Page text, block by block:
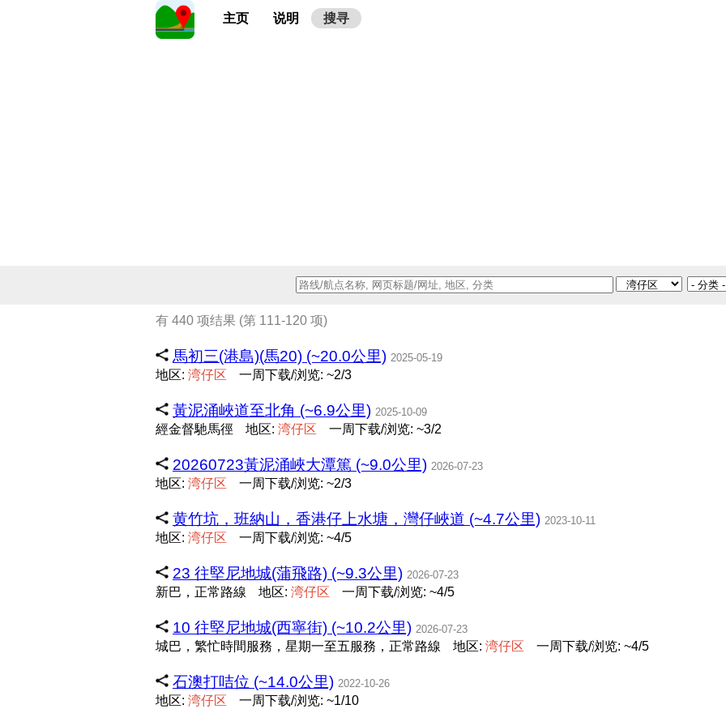
主页 说明 搜寻
有 440 项结果 (第 111-120 项)
馬初三(港島)(馬20) (~20.0公里) 2025-05-19
地区: 湾仔区 一周下载/浏览: ~2/3
黃泥涌峽道至北角 (~6.9公里) 2025-10-09
經金督馳馬徑 地区: 湾仔区 一周下载/浏览: ~3/2
20260723黃泥涌峽大潭篤 (~9.0公里) 2026-07-23
地区: 湾仔区 一周下载/浏览: ~2/3
黄竹坑，班納山，香港仔上水塘，灣仔峽道 (~4.7公里) 2023-10-11
地区: 湾仔区 一周下载/浏览: ~4/5
23 往堅尼地城(蒲飛路) (~9.3公里) 2026-07-23
新巴，正常路線 地区: 湾仔区 一周下载/浏览: ~4/5
10 往堅尼地城(西寧街) (~10.2公里) 2026-07-23
城巴，繁忙時間服務，星期一至五服務，正常路線 地区: 湾仔区 一周下载/浏览: ~4/5
石澳打咭位 (~14.0公里) 2022-10-26
地区: 湾仔区 一周下载/浏览: ~1/10